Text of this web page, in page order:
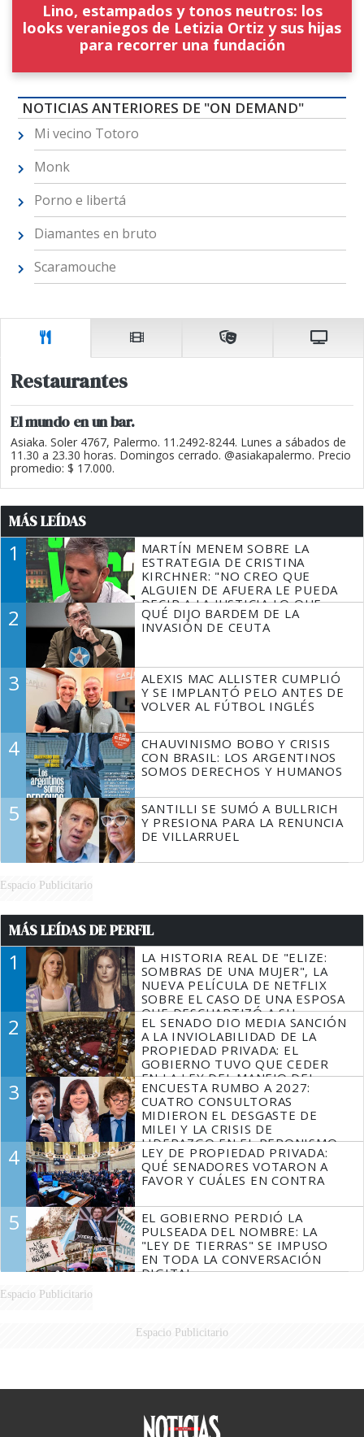
Lino, estampados y tonos neutros: los
looks veraniegos de Letizia Ortiz y sus hijas
para recorrer una fundación
NOTICIAS ANTERIORES DE "ON DEMAND"
Mi vecino Totoro
Monk
Porno e libertá
Diamantes en bruto
Scaramouche
Restaurantes
El mundo en un bar.
Asiaka. Soler 4767, Palermo. 11.2492-8244. Lunes a sábados de
11.30 a 23.30 horas. Domingos cerrado. @asiakapalermo. Precio
promedio: $ 17.000.
MÁS LEÍDAS
1
MARTÍN MENEM SOBRE LA
ESTRATEGIA DE CRISTINA
KIRCHNER: "NO CREO QUE
ALGUIEN DE AFUERA LE PUEDA
DECIR A LA JUSTICIA LO QUE
TIENE QUE HACER"
2
QUÉ DIJO BARDEM DE LA
INVASIÓN DE CEUTA
3
ALEXIS MAC ALLISTER CUMPLIÓ
Y SE IMPLANTÓ PELO ANTES DE
VOLVER AL FÚTBOL INGLÉS
4
CHAUVINISMO BOBO Y CRISIS
CON BRASIL: LOS ARGENTINOS
SOMOS DERECHOS Y HUMANOS
5
SANTILLI SE SUMÓ A BULLRICH
Y PRESIONA PARA LA RENUNCIA
DE VILLARRUEL
Espacio Publicitario
MÁS LEÍDAS DE PERFIL
1
LA HISTORIA REAL DE "ELIZE:
SOMBRAS DE UNA MUJER", LA
NUEVA PELÍCULA DE NETFLIX
SOBRE EL CASO DE UNA ESPOSA
QUE DESCUARTIZÓ A SU
MARIDO
2
EL SENADO DIO MEDIA SANCIÓN
A LA INVIOLABILIDAD DE LA
PROPIEDAD PRIVADA: EL
GOBIERNO TUVO QUE CEDER
EN LA LEY DEL MANEJO DEL
FUEGO
3
ENCUESTA RUMBO A 2027:
CUATRO CONSULTORAS
MIDIERON EL DESGASTE DE
MILEI Y LA CRISIS DE
LIDERAZGO EN EL PERONISMO
4
LEY DE PROPIEDAD PRIVADA:
QUÉ SENADORES VOTARON A
FAVOR Y CUÁLES EN CONTRA
5
EL GOBIERNO PERDIÓ LA
PULSEADA DEL NOMBRE: LA
"LEY DE TIERRAS" SE IMPUSO
EN TODA LA CONVERSACIÓN
DIGITAL
Espacio Publicitario
Espacio Publicitario